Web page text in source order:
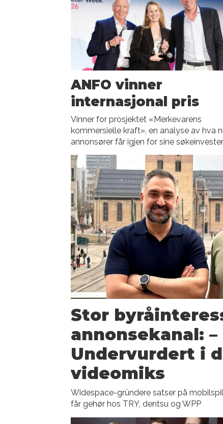
ANFO vinner
internasjonal pris
Vinner for prosjektet «Merkevarens
kommersielle kraft», en analyse av hva
annonsører får igjen for sine
Stor
annonsekanal: –
Undervurdert i
videomiks
Widespace-gründere satser på
får gehør hos TRY, dentsu og WPP